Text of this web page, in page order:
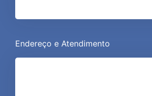
Endereço e Atendimento